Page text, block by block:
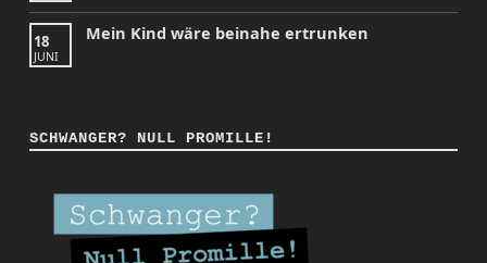
18
JUNI
Mein Kind wäre beinahe ertrunken
SCHWANGER? NULL PROMILLE!